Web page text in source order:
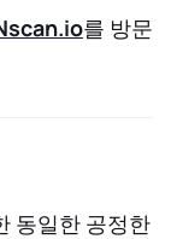
를 방문
동일한 공정한